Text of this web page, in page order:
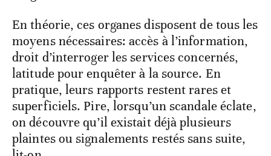
En théorie, ces organes disposent de tous les
moyens nécessaires: accès à l’information,
droit d’interroger les services concernés,
latitude pour enquêter à la source. En
pratique, leurs rapports restent rares et
superficiels. Pire, lorsqu’un scandale éclate,
on découvre qu’il existait déjà plusieurs
plaintes ou signalements restés sans suite,